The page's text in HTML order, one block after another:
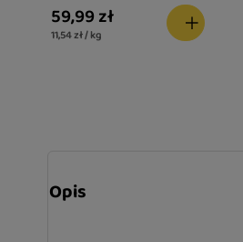
Animals z sercami z
kurczaka i szpinakiem
59,99 zł
11,54 zł / kg
Opis